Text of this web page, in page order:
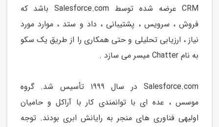
CRM عرضه شده توسط Salesforce.com باشد که
فروش ، سرویس ، پشتیبانی ، داد و ستد ، موارد مورد
نیاز ، ارزیابی تحلیلی و حتی همکاری را از طریق یک سکو
به نام Chatter میسر می سازد .
Salesforce.com در سال ۱۹۹۹ تأسیس شد. گروه
موسس ، عده ای با توانمندی کار با آراكل و حامیان
اولیهی فناوری های منجر به رایانش ابری بودند. توجه